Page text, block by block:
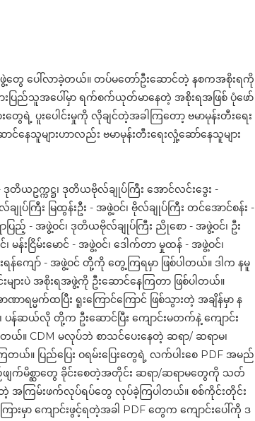
အဖွဲ့တွေ ပေါ်လာခဲ့တယ်။ တပ်မတော်ဦးဆောင်တဲ့ နစကအစိုးရကို
းပြည်သူအပေါ်မှာ ရက်စက်ယုတ်မာနေတဲ့ အစိုးရအဖြစ် ပုံဖော်
ရဲ့ ပူးပေါင်းမှုကို လိုချင်တဲ့အခါကြတော့ ဗမာမုန်းတီးရေး
ေသူများဟာလည်း ဗမာမုန်းတီးရေးလှုံ့ဆော်နေသူများ
ဒုတိယဥက္ကဋ္ဌ၊ ဒုတိယဗိုလ်ချုပ်ကြီး အောင်လင်းဒွေး -
ပ်ကြီး မြထွန်းဦး - အဖွဲ့ဝင်၊ ဗိုလ်ချုပ်ကြီး တင်အောင်စန်း -
ပြည့် - အဖွဲ့ဝင်၊ ဒုတိယဗိုလ်ချုပ်ကြီး ညိုစော - အဖွဲ့ဝင်၊ ဦး
န်းငြိမ်းမောင် - အဖွဲ့ဝင်၊ ဒေါက်တာ မှုထန် - အဖွဲ့ဝင်၊
ရန်ကျော် - အဖွဲ့ဝင် တို့ကို တွေ့ကြရမှာ ဖြစ်ပါတယ်။ ဒါက နမူ
းများပဲ အစိုးရအဖွဲ့ကို ဦးဆောင်နေကြတာ ဖြစ်ပါတယ်။
ာရမ္မက်ထပြီး ရူးကြောင်ကြောင် ဖြစ်သွားတဲ့ အချိန်မှာ န
ပန်ဆယ်လို တို့က ဦးဆောင်ပြီး ကျောင်းမတက်နဲ့ ကျောင်း
။ CDM မလုပ်ဘဲ စာသင်ပေးနေတဲ့ ဆရာ/ ဆရာမ၊
။ ပြည်ပြေး ဝရမ်းပြေးတွေရဲ့ လက်ပါးစေ PDF အမည်
ည်ဖျက်မိစ္ဆာတွေ ခိုင်းစေတဲ့အတိုင်း ဆရာ/ဆရာမတွေကို သတ်
အကြမ်းဖက်လုပ်ရပ်တွေ လုပ်ခဲ့ကြပါတယ်။ စစ်ကိုင်းတိုင်း
မှာ ကျောင်းဖွင့်ရတဲ့အခါ PDF တွေက ကျောင်းပေါ်ကို ဒ